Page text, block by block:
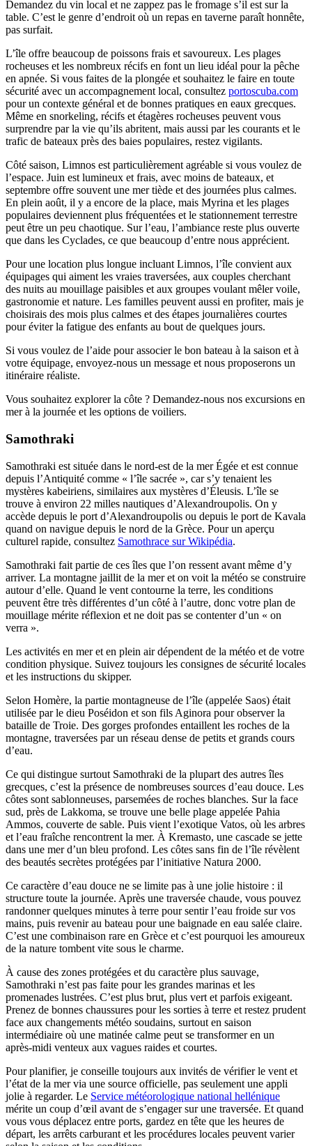
Demandez du vin local et ne zappez pas le fromage s’il est sur la
table. C’est le genre d’endroit où un repas en taverne paraît honnête,
pas surfait.
L’île offre beaucoup de poissons frais et savoureux. Les plages
rocheuses et les nombreux récifs en font un lieu idéal pour la pêche
en apnée. Si vous faites de la plongée et souhaitez le faire en toute
sécurité avec un accompagnement local, consultez portoscuba.com
pour un contexte général et de bonnes pratiques en eaux grecques.
Même en snorkeling, récifs et étagères rocheuses peuvent vous
surprendre par la vie qu’ils abritent, mais aussi par les courants et le
trafic de bateaux près des baies populaires, restez vigilants.
Côté saison, Limnos est particulièrement agréable si vous voulez de
l’espace. Juin est lumineux et frais, avec moins de bateaux, et
septembre offre souvent une mer tiède et des journées plus calmes.
En plein août, il y a encore de la place, mais Myrina et les plages
populaires deviennent plus fréquentées et le stationnement terrestre
peut être un peu chaotique. Sur l’eau, l’ambiance reste plus ouverte
que dans les Cyclades, ce que beaucoup d’entre nous apprécient.
Pour une location plus longue incluant Limnos, l’île convient aux
équipages qui aiment les vraies traversées, aux couples cherchant
des nuits au mouillage paisibles et aux groupes voulant mêler voile,
gastronomie et nature. Les familles peuvent aussi en profiter, mais je
choisirais des mois plus calmes et des étapes journalières courtes
pour éviter la fatigue des enfants au bout de quelques jours.
Si vous voulez de l’aide pour associer le bon bateau à la saison et à
votre équipage, envoyez‑nous un message et nous proposerons un
itinéraire réaliste.
Vous souhaitez explorer la côte ? Demandez-nous nos excursions en
mer à la journée et les options de voiliers.
Samothraki
Samothraki est située dans le nord‑est de la mer Égée et est connue
depuis l’Antiquité comme « l’île sacrée », car s’y tenaient les
mystères kabeiriens, similaires aux mystères d’Éleusis. L’île se
trouve à environ 22 milles nautiques d’Alexandroupolis. On y
accède depuis le port d’Alexandroupolis ou depuis le port de Kavala
quand on navigue depuis le nord de la Grèce. Pour un aperçu
culturel rapide, consultez Samothrace sur Wikipédia.
Samothraki fait partie de ces îles que l’on ressent avant même d’y
arriver. La montagne jaillit de la mer et on voit la météo se construire
autour d’elle. Quand le vent contourne la terre, les conditions
peuvent être très différentes d’un côté à l’autre, donc votre plan de
mouillage mérite réflexion et ne doit pas se contenter d’un « on
verra ».
Les activités en mer et en plein air dépendent de la météo et de votre
condition physique. Suivez toujours les consignes de sécurité locales
et les instructions du skipper.
Selon Homère, la partie montagneuse de l’île (appelée Saos) était
utilisée par le dieu Poséidon et son fils Aginora pour observer la
bataille de Troie. Des gorges profondes entaillent les roches de la
montagne, traversées par un réseau dense de petits et grands cours
d’eau.
Ce qui distingue surtout Samothraki de la plupart des autres îles
grecques, c’est la présence de nombreuses sources d’eau douce. Les
côtes sont sablonneuses, parsemées de roches blanches. Sur la face
sud, près de Lakkoma, se trouve une belle plage appelée Pahia
Ammos, couverte de sable. Puis vient l’exotique Vatos, où les arbres
et l’eau fraîche rencontrent la mer. À Kremasto, une cascade se jette
dans une mer d’un bleu profond. Les côtes sans fin de l’île révèlent
des beautés secrètes protégées par l’initiative Natura 2000.
Ce caractère d’eau douce ne se limite pas à une jolie histoire : il
structure toute la journée. Après une traversée chaude, vous pouvez
randonner quelques minutes à terre pour sentir l’eau froide sur vos
mains, puis revenir au bateau pour une baignade en eau salée claire.
C’est une combinaison rare en Grèce et c’est pourquoi les amoureux
de la nature tombent vite sous le charme.
À cause des zones protégées et du caractère plus sauvage,
Samothraki n’est pas faite pour les grandes marinas et les
promenades lustrées. C’est plus brut, plus vert et parfois exigeant.
Prenez de bonnes chaussures pour les sorties à terre et restez prudent
face aux changements météo soudains, surtout en saison
intermédiaire où une matinée calme peut se transformer en un
après‑midi venteux aux vagues raides et courtes.
Pour planifier, je conseille toujours aux invités de vérifier le vent et
l’état de la mer via une source officielle, pas seulement une appli
jolie à regarder. Le Service météorologique national hellénique
mérite un coup d’œil avant de s’engager sur une traversée. Et quand
vous vous déplacez entre ports, gardez en tête que les heures de
départ, les arrêts carburant et les procédures locales peuvent varier